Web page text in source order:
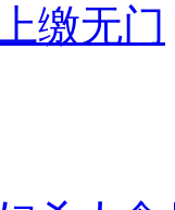
缴无门